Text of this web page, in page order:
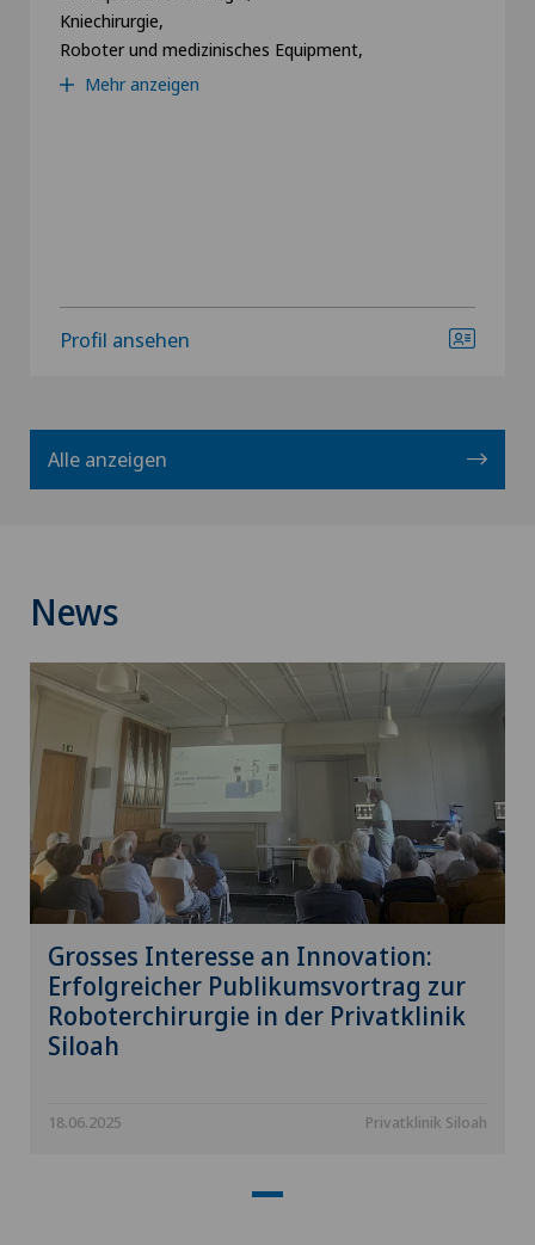
Kniechirurgie,
Roboter und medizinisches Equipment,
Mehr anzeigen
Profil ansehen
Alle anzeigen
News
Grosses Interesse an Innovation:
Erfolgreicher Publikumsvortrag zur
Roboterchirurgie in der Privatklinik
Siloah
18.06.2025 Privatklinik Siloah